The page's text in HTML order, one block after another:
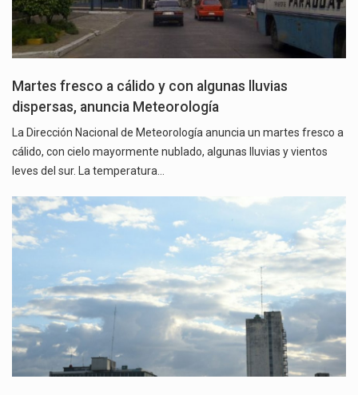
Martes fresco a cálido y con algunas lluvias
dispersas, anuncia Meteorología
La Dirección Nacional de Meteorología anuncia un martes fresco a
cálido, con cielo mayormente nublado, algunas lluvias y vientos
leves del sur. La temperatura…